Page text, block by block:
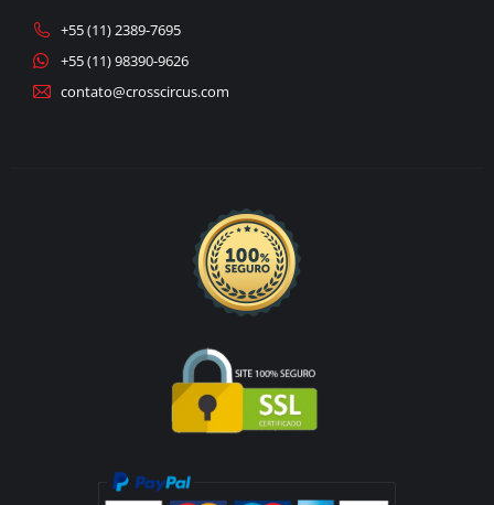
+55 (11) 2389-7695
+55 (11) 98390-9626
contato@crosscircus.com